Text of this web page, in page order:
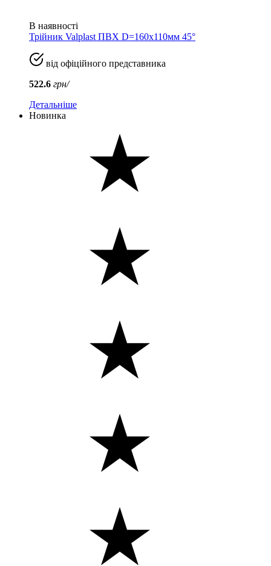
В наявності
Трійник Valplast ПВХ D=160x110мм 45°
від офіційного представника
522.6 грн/
Детальніше
Новинка